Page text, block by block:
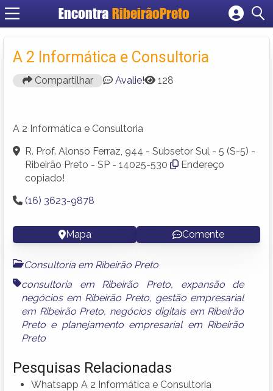
Encontra RibeirãoPreto
Cadastrar empresa
Criar conta
A 2 Informática e Consultoria
Compartilhar Avalie! 128
A 2 Informática e Consultoria
R. Prof. Alonso Ferraz, 944 - Subsetor Sul - 5 (S-5) -
Ribeirão Preto - SP - 14025-530
Endereço
copiado!
(16) 3623-9878
Mapa Comente
Consultoria em Ribeirão Preto
consultoria em Ribeirão Preto, expansão de
negócios em Ribeirão Preto, gestão empresarial
em Ribeirão Preto, negócios digitais em Ribeirão
Preto e planejamento empresarial em Ribeirão
Preto
Pesquisas Relacionadas
Whatsapp A 2 Informática e Consultoria